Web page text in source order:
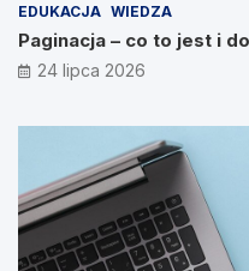
EDUKACJA WIEDZA
Paginacja – co to jest i
24 lipca 2026